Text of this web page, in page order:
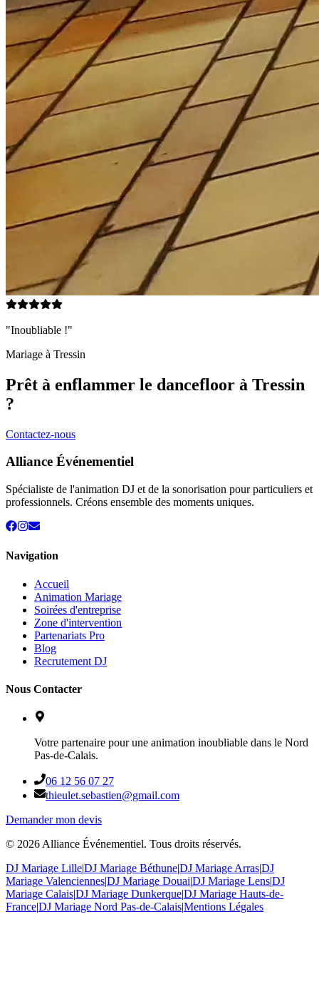
"Inoubliable !"
Mariage à Tressin
Prêt à enflammer le dancefloor à Tressin
?
Contactez-nous
Alliance Événementiel
Spécialiste de l'animation DJ et de la sonorisation pour particuliers et
professionnels. Créons ensemble des moments uniques.
Navigation
Accueil
Animation Mariage
Soirées d'entreprise
Zone d'intervention
Partenariats Pro
Blog
Recrutement DJ
Nous Contacter
Votre partenaire pour une animation inoubliable dans le Nord
Pas-de-Calais.
06 12 56 07 27
thieulet.sebastien@gmail.com
Demander mon devis
© 2026 Alliance Événementiel. Tous droits réservés.
DJ Mariage Lille|DJ Mariage Béthune|DJ Mariage Arras|DJ
Mariage Valenciennes|DJ Mariage Douai|DJ Mariage Lens|DJ
Mariage Calais|DJ Mariage Dunkerque|DJ Mariage Hauts-de-
France|DJ Mariage Nord Pas-de-Calais|Mentions Légales